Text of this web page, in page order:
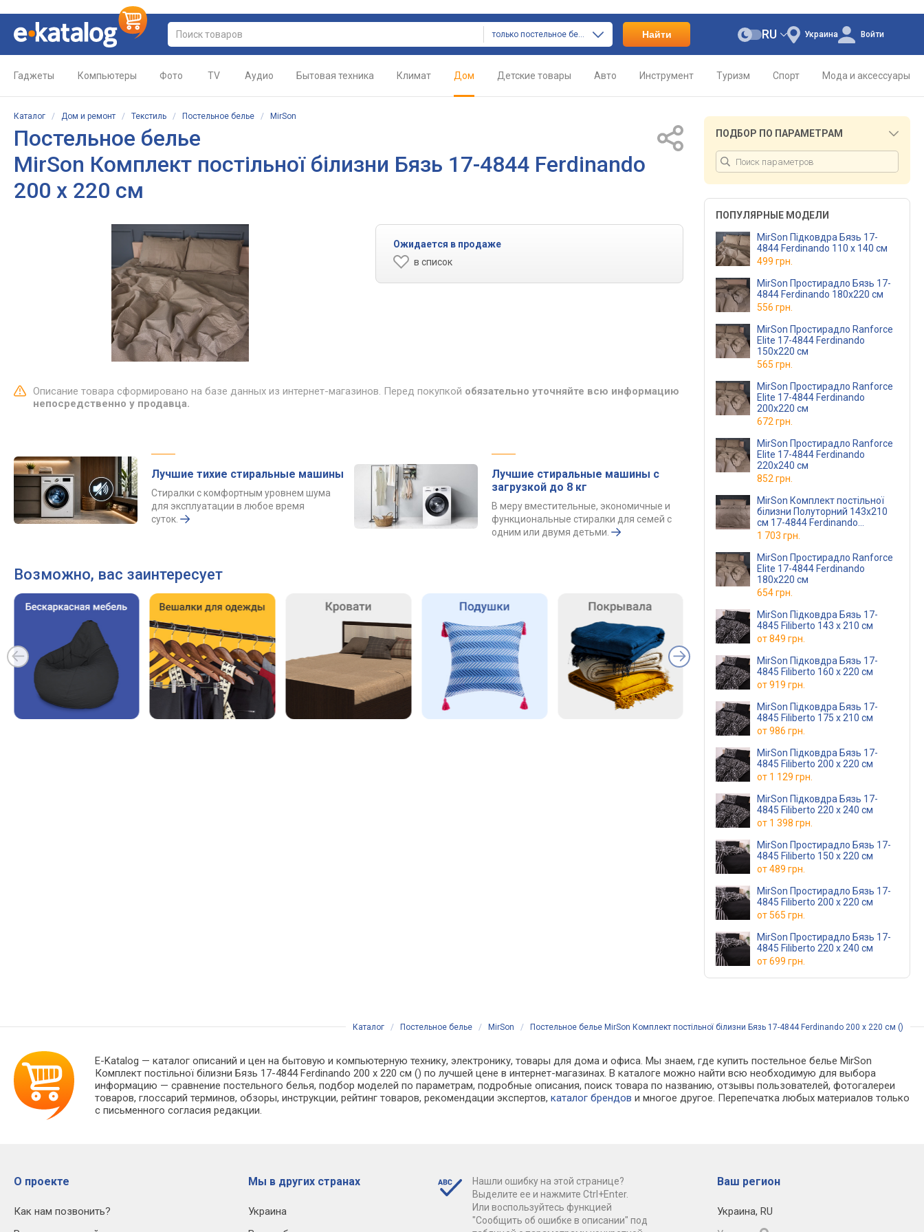
только постельное белье Найти Украина
RU Войти
Гаджеты Компьютеры Фото TV Аудио Бытовая техника Климат Дом Детские товары Авто Инструмент Туризм Спорт Мода и аксессуары
Каталог / Дом и ремонт / Текстиль / Постельное белье / MirSon
Постельное белье
MirSon Комплект постільної білизни Бязь 17-4844 Ferdinando
200 x 220 см
Ожидается в продаже
в список
Описание товара сформировано на базе данных из интернет-магазинов. Перед покупкой обязательно уточняйте всю информацию
непосредственно у продавца.
Лучшие тихие стиральные машины
Стиралки с комфортным уровнем шума
для эксплуатации в любое время
суток.
Лучшие стиральные машины с
загрузкой до 8 кг
В меру вместительные, экономичные и
функциональные стиралки для семей с
одним или двумя детьми.
Возможно, вас заинтересует
ПОДБОР ПО ПАРАМЕТРАМ
ПОПУЛЯРНЫЕ МОДЕЛИ
MirSon Підковдра Бязь 17-
4844 Ferdinando 110 x 140 см
499 грн.
MirSon Простирадло Бязь 17-
4844 Ferdinando 180x220 см
556 грн.
MirSon Простирадло Ranforce
Elite 17-4844 Ferdinando
150х220 см
565 грн.
MirSon Простирадло Ranforce
Elite 17-4844 Ferdinando
200x220 см
672 грн.
MirSon Простирадло Ranforce
Elite 17-4844 Ferdinando
220x240 см
852 грн.
MirSon Комплект постільної
білизни Полуторний 143х210
см 17-4844 Ferdinando
Ranforce Elite
1 703 грн.
MirSon Простирадло Ranforce
Elite 17-4844 Ferdinando
180x220 см
654 грн.
MirSon Підковдра Бязь 17-
4845 Filiberto 143 x 210 см
от849 грн.
MirSon Підковдра Бязь 17-
4845 Filiberto 160 x 220 см
от919 грн.
MirSon Підковдра Бязь 17-
4845 Filiberto 175 x 210 см
от986 грн.
MirSon Підковдра Бязь 17-
4845 Filiberto 200 x 220 см
от 1 129 грн.
MirSon Підковдра Бязь 17-
4845 Filiberto 220 x 240 см
от 1 398 грн.
MirSon Простирадло Бязь 17-
4845 Filiberto 150 х 220 см
от489 грн.
MirSon Простирадло Бязь 17-
4845 Filiberto 200 х 220 см
от565 грн.
MirSon Простирадло Бязь 17-
4845 Filiberto 220 х 240 см
от699 грн.
Каталог / Постельное белье / MirSon / Постельное белье MirSon Комплект постільної білизни Бязь 17-4844 Ferdinando 200 x 220 см ()
E-Katalog — каталог описаний и цен на бытовую и компьютерную технику, электронику, товары для дома и офиса. Мы знаем, где купить постельное белье MirSon
Комплект постільної білизни Бязь 17-4844 Ferdinando 200 x 220 см () по лучшей цене в интернет-магазинах. В каталоге можно найти всю необходимую для выбора
информацию — сравнение постельного белья, подбор моделей по параметрам, подробные описания, поиск товара по названию, отзывы пользователей, фотогалереи
товаров, глоссарий терминов, обзоры, инструкции, рейтинг товаров, рекомендации экспертов,каталог брендов и многое другое. Перепечатка любых материалов только
с письменного согласия редакции.
О проекте
Как нам позвонить?
Мы в других странах
Украина
Нашли ошибку на этой странице?
Выделите ее и нажмите Ctrl+Enter.
Или воспользуйтесь функцией
"Сообщить об ошибке в описании" под
Ваш регион
Украина, RU